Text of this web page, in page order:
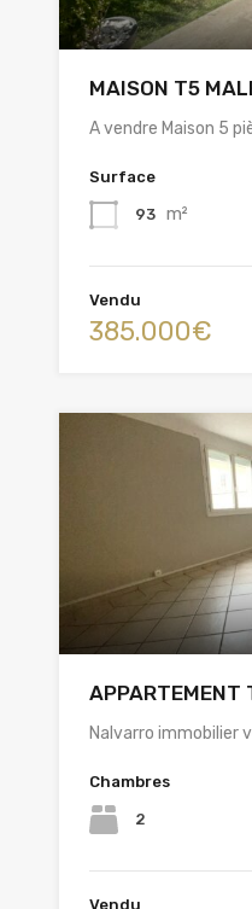
MAISON T5
A vendre Maison 5
Surface
93 m²
Vendu
385.000€
APPARTEMENT
Nalvarro immobilier
Chambres
2
Vendu